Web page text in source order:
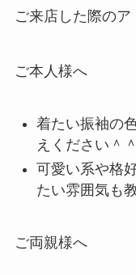
ご来店した際のア
ご本人様へ
着たい振袖の
えください＾＾
可愛い系や格
たい雰囲気も
ご両親様へ